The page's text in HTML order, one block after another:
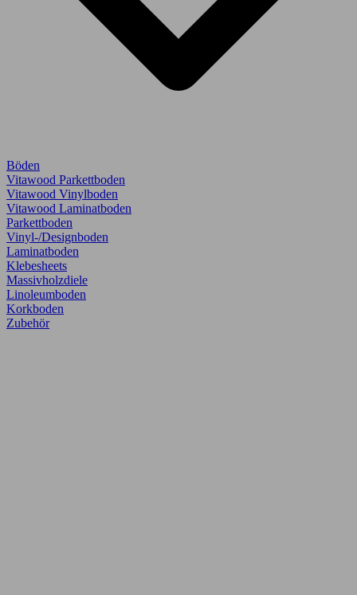
Böden
Vitawood Parkettboden
Vitawood Vinylboden
Vitawood Laminatboden
Parkettboden
Vinyl-/Designboden
Laminatboden
Klebesheets
Massivholzdiele
Linoleumboden
Korkboden
Zubehör